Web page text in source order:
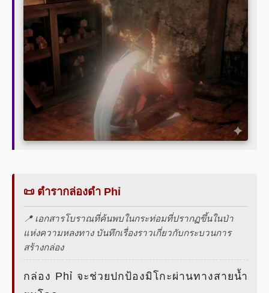
📜 ตำรากล่องดำ Phỉ
📍 เอกสารโบราณที่ค้นพบในกระท่อมที่ปรากฏขึ้นในป่า
แห่งความหลงทาง บันทึกเรื่องราวเกี่ยวกับกระบวนการ
สร้างกล่อง
กล่อง Phỉ จะช่วยปกป้องมิโกะผ่านทางสายน้ำ